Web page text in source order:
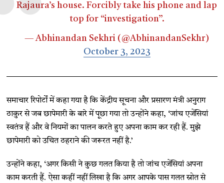
Rajaura’s house. Forcibly take his phone and lap
top for “investigation”.
— Abhinandan Sekhri (@AbhinandanSekhr)
October 3, 2023
समाचार रिपोर्टों में कहा गया है कि केंद्रीय सूचना और प्रसारण मंत्री अनुराग
ठाकुर से जब छापेमारी के बारे में पूछा गया तो उन्होंने कहा, ‘जांच एजेंसियां
स्वतंत्र हैं और वे नियमों का पालन करते हुए अपना काम कर रही हैं. मुझे
छापेमारी को उचित ठहराने की जरूरत नहीं है.’
उन्होंने कहा, ‘अगर किसी ने कुछ गलत किया है तो जांच एजेंसियां अपना
काम करती हैं. ऐसा कहीं नहीं लिखा है कि अगर आपके पास गलत स्रोत से